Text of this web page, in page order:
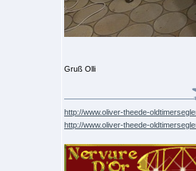
Gruß Olli
http://www.oliver-theede-
http://www.oliver-theede-